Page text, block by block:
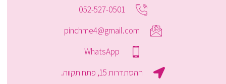
052-527-0501
pinchme4@gmail.com
WhatsApp
ההסתדרות 15, פתח תקווה.